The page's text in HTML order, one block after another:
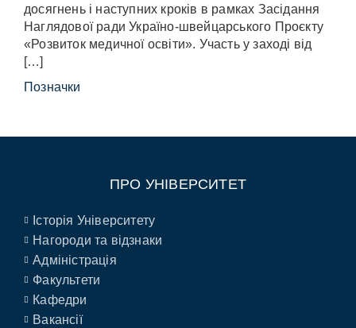
досягнень і наступних кроків в рамках Засідання
Наглядової ради Україно-швейцарського Проєкту
«Розвиток медичної освіти». Участь у заході від
[…]
Позначки
ПРО УНІВЕРСИТЕТ
Історія Університету
Нагороди та відзнаки
Адміністрація
Факультети
Кафедри
Вакансії